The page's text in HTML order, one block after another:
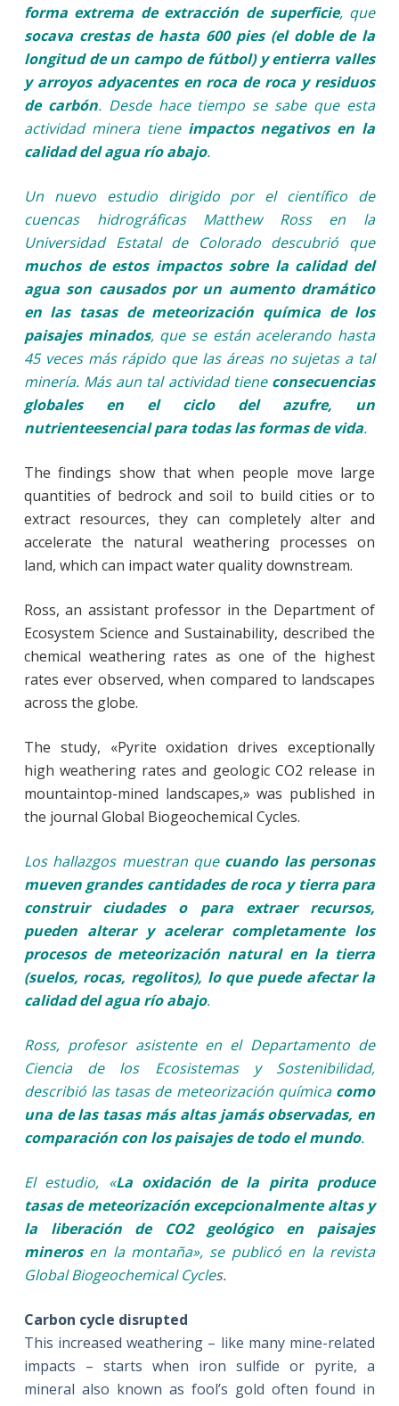
forma extrema de extracción de superficie, que
socava crestas de hasta 600 pies (el doble de la
longitud de un campo de fútbol) y entierra valles
y arroyos adyacentes en roca de roca y residuos
de carbón. Desde hace tiempo se sabe que esta
actividad minera tiene impactos negativos en la
calidad del agua río abajo.
Un nuevo estudio dirigido por el científico de
cuencas hidrográficas Matthew Ross en la
Universidad Estatal de Colorado descubrió que
muchos de estos impactos sobre la calidad del
agua son causados por un aumento dramático
en las tasas de meteorización química de los
paisajes minados, que se están acelerando hasta
45 veces más rápido que las áreas no sujetas a tal
minería. Más aun tal actividad tiene consecuencias
globales en el ciclo del azufre, un
nutrienteesencial para todas las formas de vida.
The findings show that when people move large
quantities of bedrock and soil to build cities or to
extract resources, they can completely alter and
accelerate the natural weathering processes on
land, which can impact water quality downstream.
Ross, an assistant professor in the Department of
Ecosystem Science and Sustainability, described the
chemical weathering rates as one of the highest
rates ever observed, when compared to landscapes
across the globe.
The study, «Pyrite oxidation drives exceptionally
high weathering rates and geologic CO2 release in
mountaintop-mined landscapes,» was published in
the journal Global Biogeochemical Cycles.
Los hallazgos muestran que cuando las personas
mueven grandes cantidades de roca y tierra para
construir ciudades o para extraer recursos,
pueden alterar y acelerar completamente los
procesos de meteorización natural en la tierra
(suelos, rocas, regolitos), lo que puede afectar la
calidad del agua río abajo.
Ross, profesor asistente en el Departamento de
Ciencia de los Ecosistemas y Sostenibilidad,
describió las tasas de meteorización química como
una de las tasas más altas jamás observadas, en
comparación con los paisajes de todo el mundo.
El estudio, «La oxidación de la pirita produce
tasas de meteorización excepcionalmente altas y
la liberación de CO2 geológico en paisajes
minerosen la montaña», se publicó en la revista
Global Biogeochemical Cycles.
Carbon cycle disrupted
This increased weathering – like many mine-related
impacts – starts when iron sulfide or pyrite, a
mineral also known as fool’s gold often found in